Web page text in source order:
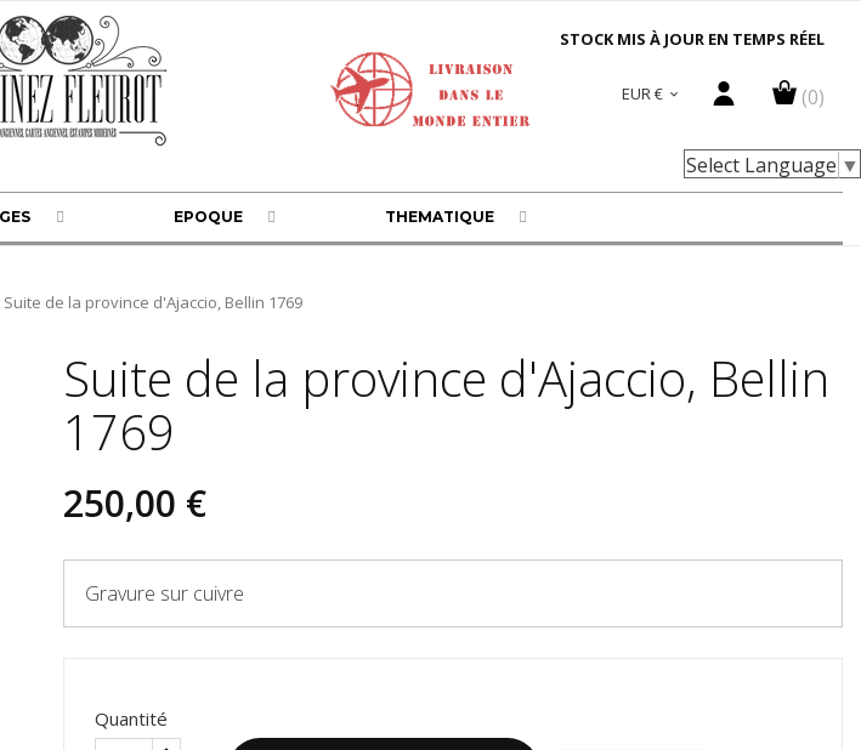
STOCK MIS À JOUR EN TEMPS RÉEL
(0)
EUR € 
Select Language ▼
EPOQUE THEMATIQUE
Suite de la province d'Ajaccio, Bellin 1769
Suite de la province d'Ajaccio, Bellin
1769
250,00 €
Gravure sur cuivre
Quantité